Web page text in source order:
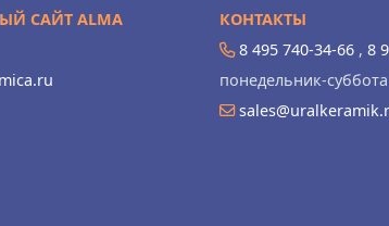
САЙТ ALMA
КОНТАКТЫ
8 495 740-34-66 , 8
понедельник-